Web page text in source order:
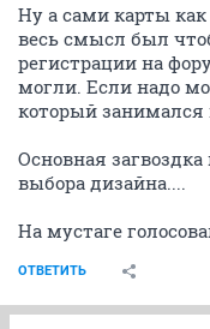
Ну а сами карты
весь смысл был
регистрации на
могли. Если надо
который занимался
Основная загвоздка
выбора дизайна....
На мустаге
ОТВЕТИТЬ